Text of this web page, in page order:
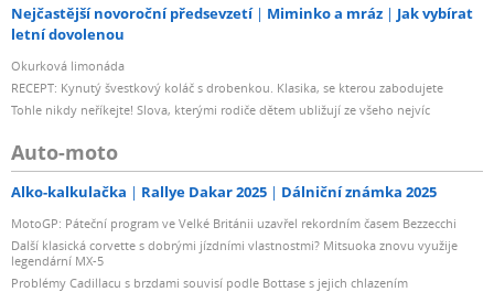
Nejčastější novoroční předsevzetí Miminko a mráz
Jak vybírat
letní dovolenou
Okurková limonáda
RECEPT: Kynutý švestkový koláč s drobenkou. Klasika, se kterou zabodujete
Tohle nikdy neříkejte! Slova, kterými rodiče dětem ubližují ze všeho nejvíc
Auto-moto
Alko-kalkulačka Rallye Dakar 2025 Dálniční známka 2025
MotoGP: Páteční program ve Velké Británii uzavřel rekordním časem Bezzecchi
Další klasická corvette s dobrými jízdními vlastnostmi? Mitsuoka znovu využije
legendární MX-5
Problémy Cadillacu s brzdami souvisí podle Bottase s jejich chlazením